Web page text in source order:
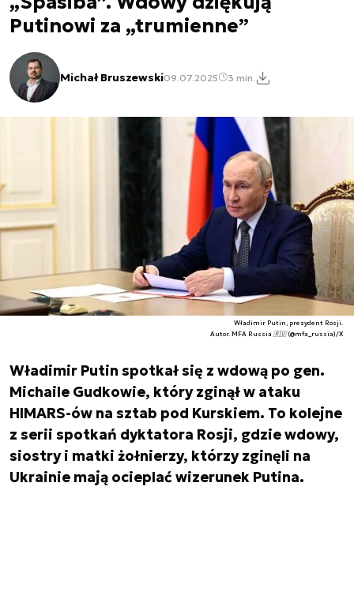
Putinowi za „trumienne”
Michał Bruszewski09.07.2025 3 min.
Władimir Putin, prezydent Rosji.
Autor. MFA Russia 🇷🇺 (@mfa_russia)/X
Władimir Putin spotkał się z wdową po gen.
Michaile Gudkowie, który zginął w ataku
HIMARS-ów na sztab pod Kurskiem. To kolejne
z serii spotkań dyktatora Rosji, gdzie wdowy,
siostry i matki żołnierzy, którzy zginęli na
Ukrainie mają ocieplać wizerunek Putina.